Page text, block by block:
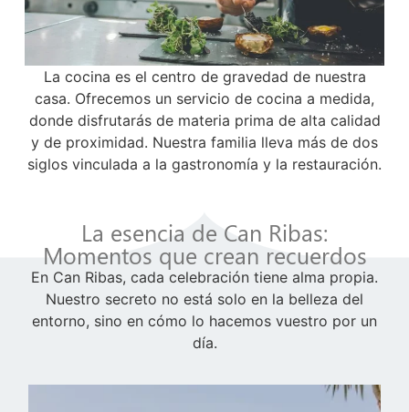
La cocina es el centro de gravedad de nuestra
casa. Ofrecemos un servicio de cocina a medida,
donde disfrutarás de materia prima de alta calidad
y de proximidad. Nuestra familia lleva más de dos
siglos vinculada a la gastronomía y la restauración.
La esencia de Can Ribas:
Momentos que crean recuerdos
En Can Ribas, cada celebración tiene alma propia.
Nuestro secreto no está solo en la belleza del
entorno, sino en cómo lo hacemos vuestro por un
día.